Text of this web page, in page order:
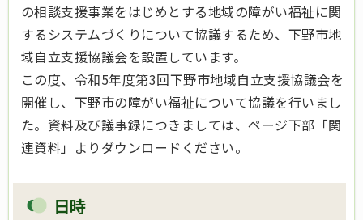
の相談支援事業をはじめとする地域の障がい福祉に関
するシステムづくりについて協議するため、下野市地
域自立支援協議会を設置しています。
この度、令和5年度第3回下野市地域自立支援協議会を
開催し、下野市の障がい福祉について協議を行いまし
た。資料及び議事録につきましては、ページ下部「関
連資料」よりダウンロードください。
日時